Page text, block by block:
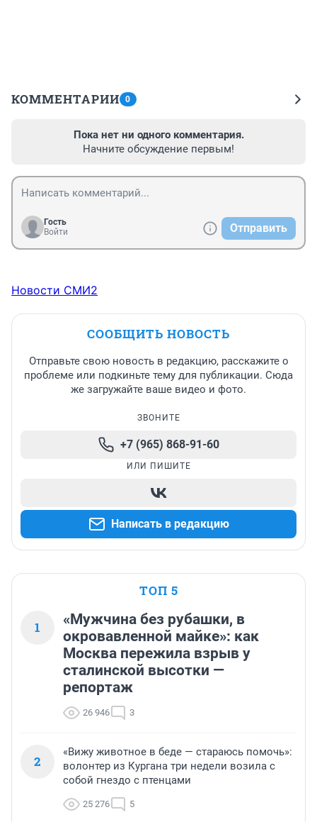
КОММЕНТАРИИ 0
Пока нет ни одного комментария.
Начните обсуждение первым!
Гость
Войти
Отправить
Новости СМИ2
СООБЩИТЬ НОВОСТЬ
Отправьте свою новость в редакцию, расскажите о
проблеме или подкиньте тему для публикации. Сюда
же загружайте ваше видео и фото.
ЗВОНИТЕ
+7 (965) 868-91-60
ИЛИ ПИШИТЕ
Написать в редакцию
ТОП 5
1
«Мужчина без рубашки, в
окровавленной майке»: как
Москва пережила взрыв у
сталинской высотки —
репортаж
26 946 3
2
«Вижу животное в беде — стараюсь помочь»:
волонтер из Кургана три недели возила с
собой гнездо с птенцами
25 276 5